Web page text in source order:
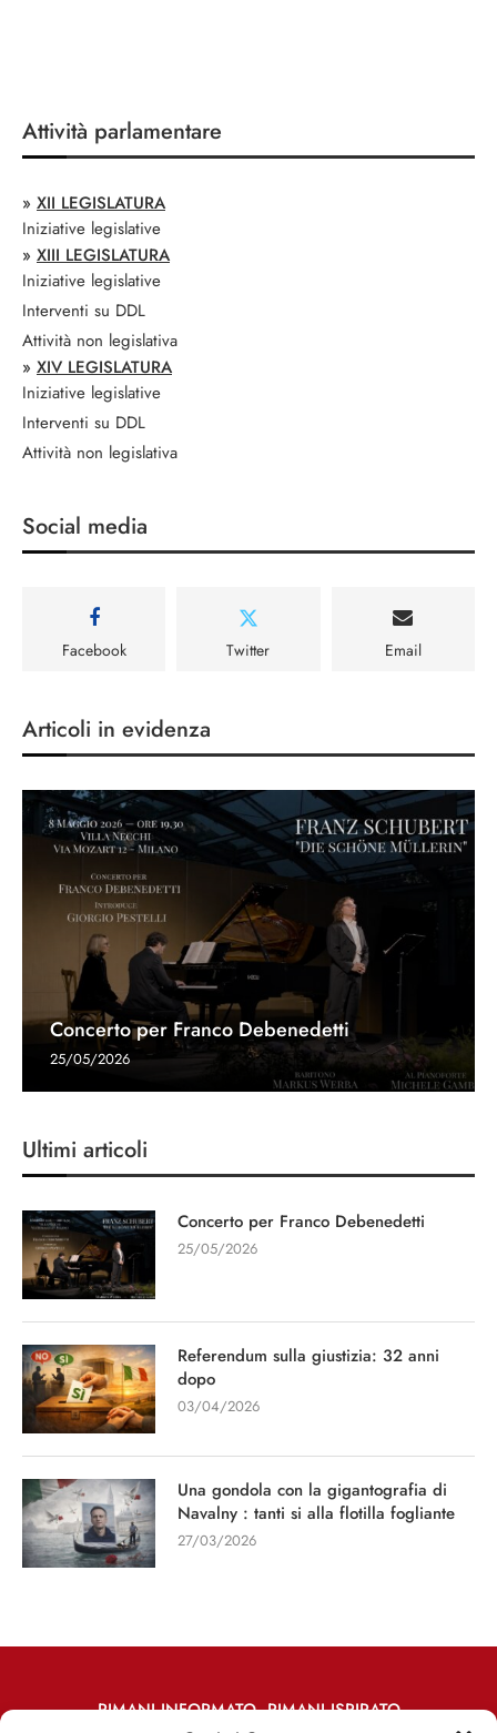
Attività parlamentare
» XII LEGISLATURA
Iniziative legislative
» XIII LEGISLATURA
Iniziative legislative
Interventi su DDL
Attività non legislativa
» XIV LEGISLATURA
Iniziative legislative
Interventi su DDL
Attività non legislativa
Social media
Facebook Twitter Email
Articoli in evidenza
Concerto per Franco Debenedetti
25/05/2026
Ultimi articoli
Concerto per Franco Debenedetti
25/05/2026
Referendum sulla giustizia: 32 anni
dopo
03/04/2026
Una gondola con la gigantografia di
Navalny : tanti si alla flotilla fogliante
27/03/2026
RIMANI INFORMATO, RIMANI ISPIRATO